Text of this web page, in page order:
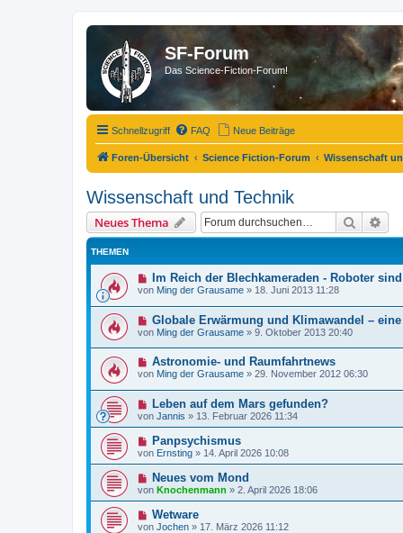
SF-Forum
Das Science-Fiction-Forum!
Schnellzugriff FAQ Neue Beiträge
Foren-Übersicht Science Fiction-Forum Wissenschaft
Wissenschaft und Technik
Neues Thema Suche
THEMEN
Im Reich der Blechkameraden - Roboter
von Ming der Grausame » 18. Juni 2013 11:28
Globale Erwärmung und Klimawandel –
von Ming der Grausame » 9. Oktober 2013 20:40
Astronomie- und Raumfahrtnews
von Ming der Grausame » 29. November 2012 06:30
Leben auf dem Mars gefunden?
von Jannis » 13. Februar 2026 11:34
Panpsychismus
von Ernsting » 14. April 2026 10:08
Neues vom Mond
von Knochenmann » 2. April 2026 18:06
Wetware
von Jochen » 17. März 2026 11:12